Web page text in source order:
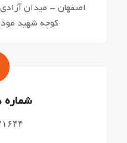
اصفهان – میدان
کوچه شهید